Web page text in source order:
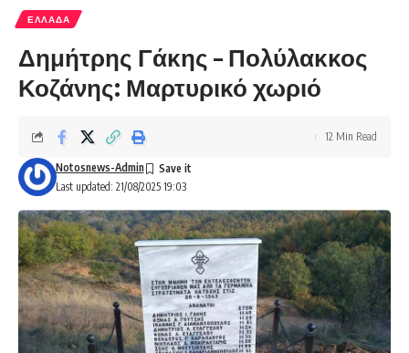
ΕΛΛΑΔΑ
Δημήτρης Γάκης – Πολύλακκος
Κοζάνης: Μαρτυρικό χωριό
Last updated: 21/08/2025 19:03
Notosnews-Admin
12 Min Read